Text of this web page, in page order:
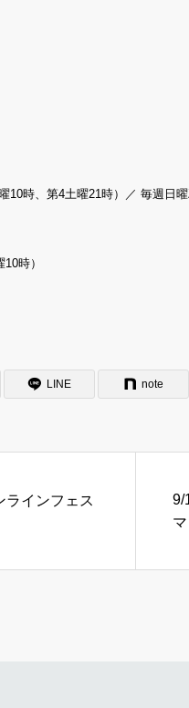
10時、第4土曜21時）／ 毎週日
時）
LINE note
ラインフェス
9/